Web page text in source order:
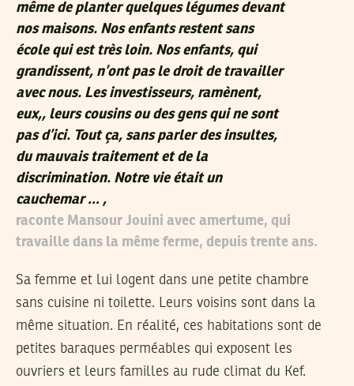
même de planter quelques légumes devant
nos maisons. Nos enfants restent sans
école qui est très loin. Nos enfants, qui
grandissent, n’ont pas le droit de travailler
avec nous. Les investisseurs, ramènent,
eux,, leurs cousins ou des gens qui ne sont
pas d’ici. Tout ça, sans parler des insultes,
du mauvais traitement et de la
discrimination. Notre vie était un
cauchemar … ,
raconte Mansour Jouini avec amertume, qui
travaille dans la même ferme, depuis trente ans.
Sa femme et lui logent dans une petite chambre
sans cuisine ni toilette. Leurs voisins sont dans la
même situation. En réalité, ces habitations sont de
petites baraques perméables qui exposent les
ouvriers et leurs familles au rude climat du Kef.